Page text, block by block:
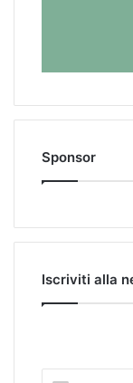
Sponsor
Iscriviti alla